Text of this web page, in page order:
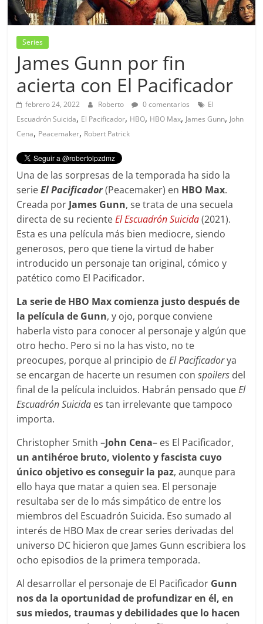
Series
James Gunn por fin
acierta con El Pacificador
febrero 24, 2022 Roberto 0 comentarios
El
Escuadrón Suicida, El Pacificador, HBO, HBO Max, James Gunn, John
Cena, Peacemaker, Robert Patrick
Una de las sorpresas de la temporada ha sido la
serieEl Pacificador(Peacemaker) en HBO Max.
Creada por James Gunn, se trata de una secuela
directa de su recienteEl Escuadrón Suicida(2021).
Esta es una película más bien mediocre, siendo
generosos, pero que tiene la virtud de haber
introducido un personaje tan original, cómico y
patético como El Pacificador.
La serie de HBO Max comienza justo después de
la película de Gunn, y ojo, porque conviene
haberla visto para conocer al personaje y algún que
otro hecho. Pero si no la has visto, no te
preocupes, porque al principio deEl Pacificadorya
se encargan de hacerte un resumen conspoilers del
final de la película incluidos. Habrán pensado queEl
Escuadrón Suicida es tan irrelevante que tampoco
importa.
Christopher Smith –John Cena– es El Pacificador,
un antihéroe bruto, violento y fascista cuyo
único objetivo es conseguir la paz, aunque para
ello haya que matar a quien sea. El personaje
resultaba ser de lo más simpático de entre los
miembros del Escuadrón Suicida. Eso sumado al
interés de HBO Max de crear series derivadas del
universo DC hicieron que James Gunn escribiera los
ocho episodios de la primera temporada.
Al desarrollar el personaje de El Pacificador Gunn
nos da la oportunidad de profundizar en él, en
sus miedos, traumas y debilidades que lo hacen